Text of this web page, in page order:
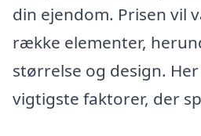
din ejendom. Prisen vil
række elementer,
størrelse og design.
vigtigste faktorer, der